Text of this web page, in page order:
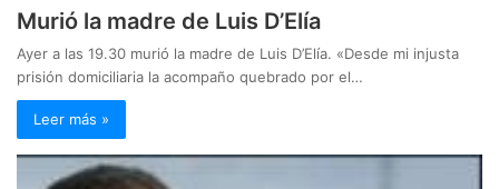
Murió la madre de Luis D’Elía
Ayer a las 19.30 murió la madre de Luis D’Elía. «Desde mi injusta
prisión domiciliaria la acompaño quebrado por el…
Leer más »